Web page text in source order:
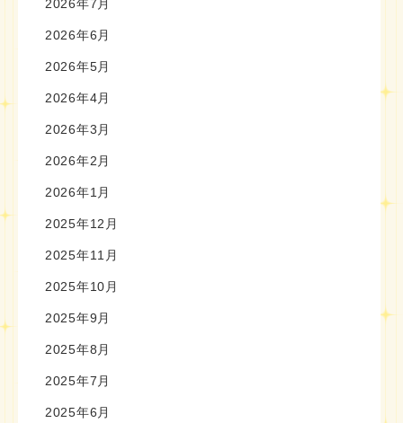
2026年7月
2026年6月
2026年5月
2026年4月
2026年3月
2026年2月
2026年1月
2025年12月
2025年11月
2025年10月
2025年9月
2025年8月
2025年7月
2025年6月